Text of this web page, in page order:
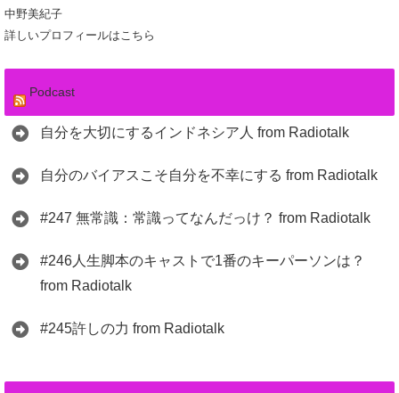
中野美紀子
詳しいプロフィールはこちら
Podcast
自分を大切にするインドネシア人 from Radiotalk
自分のバイアスこそ自分を不幸にする from Radiotalk
#247 無常識：常識ってなんだっけ？ from Radiotalk
#246人生脚本のキャストで1番のキーパーソンは？
from Radiotalk
#245許しの力 from Radiotalk